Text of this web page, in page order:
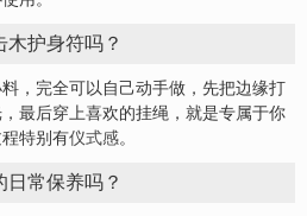
木护身符吗？
，完全可以自己动手做，先把边缘打
最后穿上喜欢的挂绳，就是专属于你
特别有仪式感。
常保养吗？